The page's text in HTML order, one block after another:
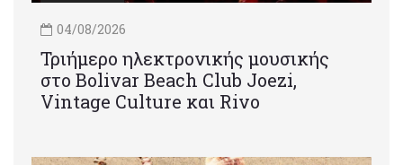
04/08/2026
Τριήμερο ηλεκτρονικής μουσικής
στο Bolivar Beach Club Joezi,
Vintage Culture και Rivo